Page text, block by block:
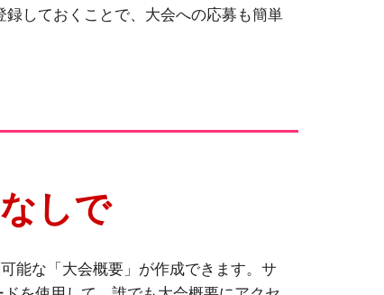
しておくことで、大会への応募も簡単
しで
能な「大会概要」が作成できます。サ